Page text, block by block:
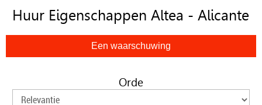
TE
HUUR
U
Huur Eigenschappen Altea - Alicante
Orde